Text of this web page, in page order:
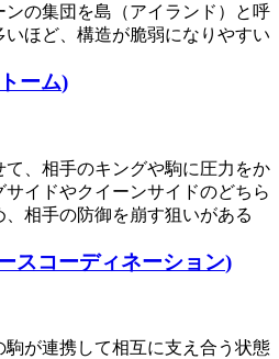
ンの集団を島（アイランド）と呼
ほど、構造が脆弱になりやすい
ーム)
、相手のキングや駒に圧力をか
イドやクイーンサイドのどちら
相手の防御を崩す狙いがある
スコーディネーション)
が連携して相互に支え合う状態